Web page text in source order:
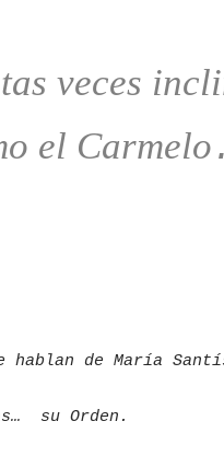
veces
el Carmelo.
hablan de María
su Orden.